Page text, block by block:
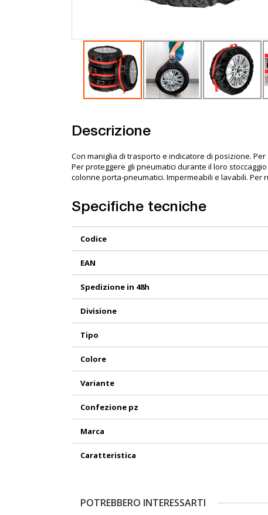
Descrizione
Con maniglia di trasporto e indicatore di posizione.
Per proteggere gli pneumatici durante il loro
colonne porta-pneumatici. Impermeabili e lavabili. Per
Specifiche tecniche
Informazioni
Codice
EAN
Spedizione in 48h
Divisione
Tipo
Colore
Variante
Confezione pz
Marca
Caratteristica
POTREBBERO INTERESSARTI